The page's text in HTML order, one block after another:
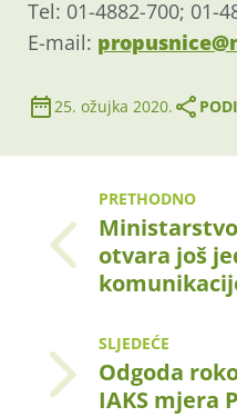
Tel: 01-4882-700; 01-
E-mail:
25. ožujka 2020.
PRETHODNO
otvara još
SLJEDEĆE
Odgoda
IAKS mjera